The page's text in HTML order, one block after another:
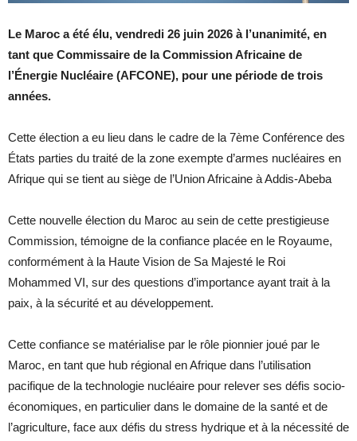
Le Maroc a été élu, vendredi 26 juin 2026 à l’unanimité, en
tant que Commissaire de la Commission Africaine de
l’Énergie Nucléaire (AFCONE), pour une période de trois
années.
Cette élection a eu lieu dans le cadre de la 7ème Conférence des
États parties du traité de la zone exempte d’armes nucléaires en
Afrique qui se tient au siège de l’Union Africaine à Addis-Abeba
Cette nouvelle élection du Maroc au sein de cette prestigieuse
Commission, témoigne de la confiance placée en le Royaume,
conformément à la Haute Vision de Sa Majesté le Roi
Mohammed VI, sur des questions d’importance ayant trait à la
paix, à la sécurité et au développement.
Cette confiance se matérialise par le rôle pionnier joué par le
Maroc, en tant que hub régional en Afrique dans l’utilisation
pacifique de la technologie nucléaire pour relever ses défis socio-
économiques, en particulier dans le domaine de la santé et de
l’agriculture, face aux défis du stress hydrique et à la nécessité de